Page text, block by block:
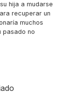
hija a mudarse
recuperar un
muchos
pasado no